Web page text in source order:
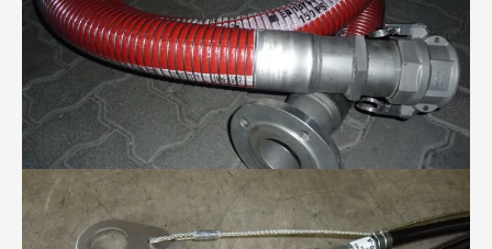
Höchstdruckschläuche für 300bar Stickstoff...